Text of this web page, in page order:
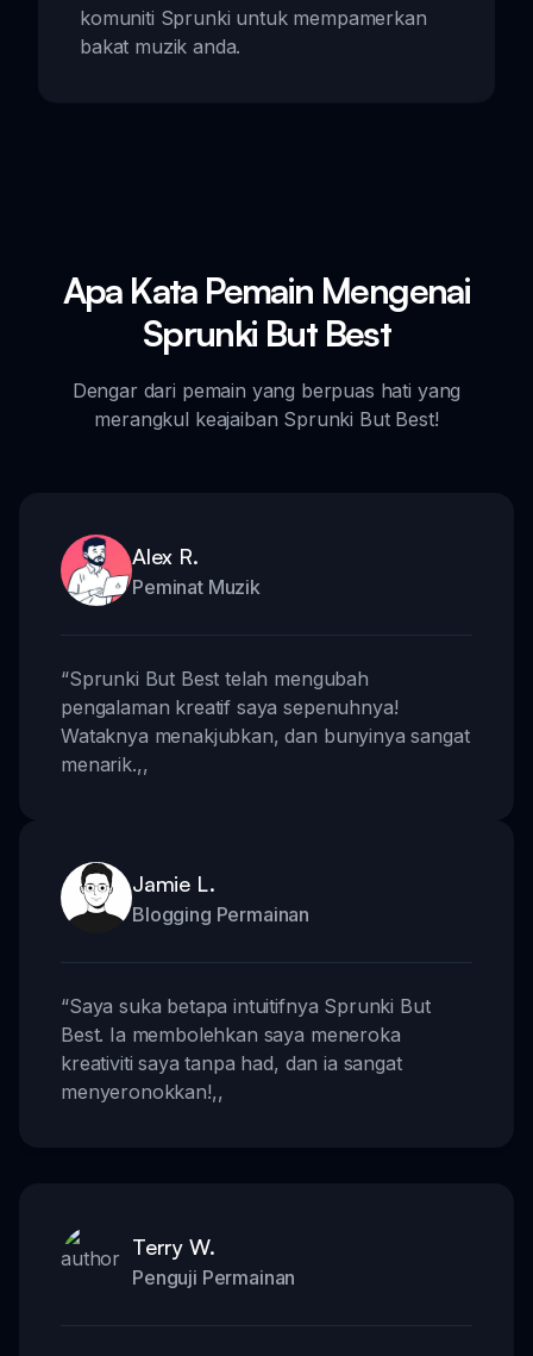
komuniti Sprunki untuk mempamerkan
bakat muzik anda.
Apa Kata Pemain Mengenai
Sprunki But Best
Dengar dari pemain yang berpuas hati yang
merangkul keajaiban Sprunki But Best!
Alex R.
Peminat Muzik
“Sprunki But Best telah mengubah
pengalaman kreatif saya sepenuhnya!
Wataknya menakjubkan, dan bunyinya sangat
menarik.,,
Jamie L.
Blogging Permainan
“Saya suka betapa intuitifnya Sprunki But
Best. Ia membolehkan saya meneroka
kreativiti saya tanpa had, dan ia sangat
menyeronokkan!,,
Terry W.
Penguji Permainan